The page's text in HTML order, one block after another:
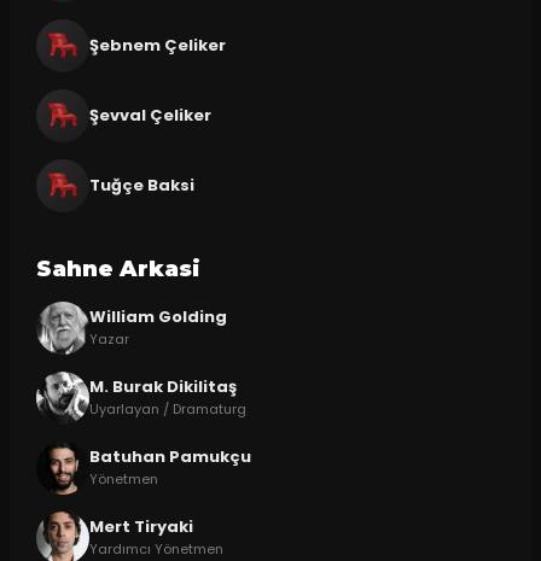
Şebnem Çeliker
Şevval Çeliker
Tuğçe Baksi
Sahne Arkasi
William Golding
Yazar
M. Burak Dikilitaş
Uyarlayan / Dramaturg
Batuhan Pamukçu
Yönetmen
Mert Tiryaki
Yardımcı Yönetmen